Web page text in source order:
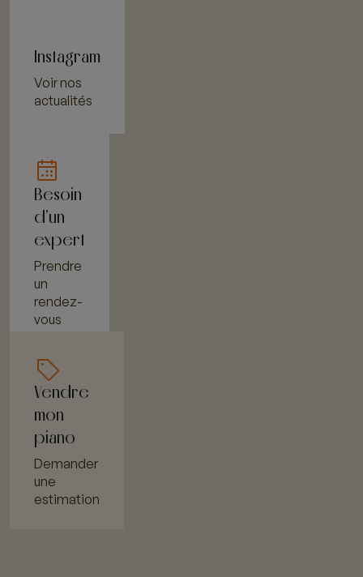
Instagram
Voir nos
actualités
Besoin
d'un
expert
Prendre
un
rendez-
vous
Vendre
mon
piano
Demander
une
estimation